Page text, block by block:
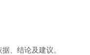
、结论及建议。